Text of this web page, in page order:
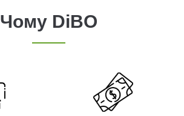
Чому DiBO